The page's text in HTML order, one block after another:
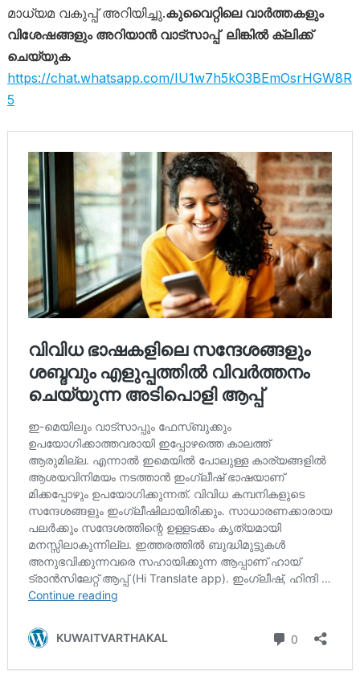
മാധ്യമ വകുപ്പ് അറിയിച്ചു.കുവൈറ്റിലെ വാർത്തകളും
വിശേഷങ്ങളും അറിയാൻ വാട്സാപ്പ് ലിങ്കിൽ ക്ലിക്ക്
ചെയ്യുക
https://chat.whatsapp.com/IU1w7h5kO3BEmOsrHGW8R
5